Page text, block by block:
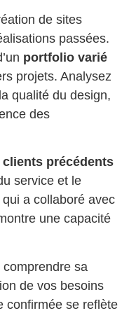
de sites
passées.
portfolio varié
projets. Analysez
qualité du design,
des
clients précédents
service et le
a collaboré avec
une capacité
comprendre sa
de vos besoins
confirmée se reflète